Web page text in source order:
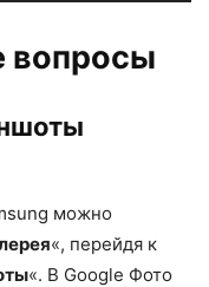
вопросы
можно
«, перейдя к
«. В Google Фото